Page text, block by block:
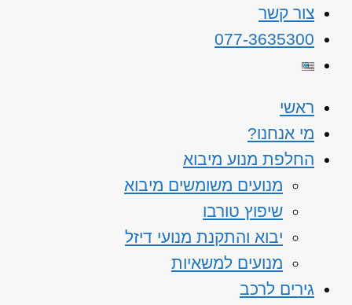
צור קשר
077-3635300
ראשי
מי אנחנו?
החלפת מנוע מיבוא
מנועים משומשים מיבוא
שיפוץ טורבו
יבוא והתקנת מנועי דיזל
מנועים למשאיות
גירים לרכב